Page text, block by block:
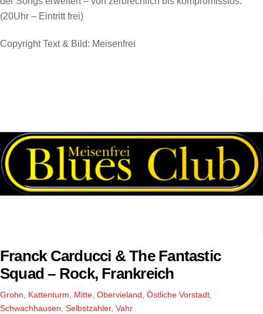
(20Uhr – Eintritt frei)
Copyright Text & Bild: Meisenfrei
Franck Carducci & The Fantastic
Squad – Rock, Frankreich
Grohn, Kattenturm, Mitte, Obervieland, Östliche Vorstadt,
Schwachhausen, Selbstzahler, Vahr